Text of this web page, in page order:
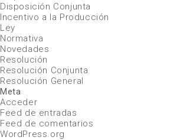
Disposición Conjunta
Incentivo a la Producción
Ley
Normativa
Novedades
Resolución
Resolución Conjunta
Resolución General
Meta
Acceder
Feed de entradas
Feed de comentarios
WordPress.org